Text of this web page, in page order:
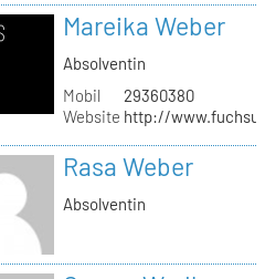
Mareika Weber
Absolventin
Mobil
29360380
Website http://
Rasa Weber
Absolventin